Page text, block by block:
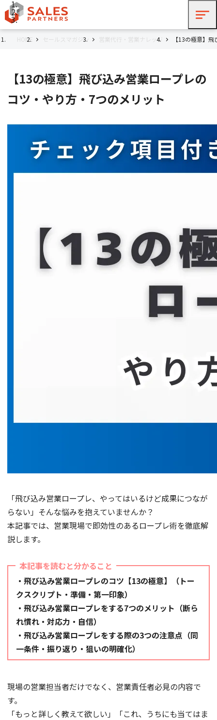
HOME セールスマガジン 営業代行・営業ナレッジ 【13の極意】
【13の極意】飛び込み営業ロープレの
コツ・やり方・7つのメリット
「飛び込み営業ロープレ、やってはいるけど成果につなが
らない」そんな悩みを抱えていませんか？
本記事では、営業現場で即効性のあるロープレ術を徹底解
説します。
本記事を読むと分かること
・飛び込み営業ロープレのコツ【13の極意】（トー
クスクリプト・準備・第一印象）
・飛び込み営業ロープレをする7つのメリット（断ら
れ慣れ・対応力・自信）
・飛び込み営業ロープレをする際の3つの注意点（同
一条件・振り返り・狙いの明確化）
現場の営業担当者だけでなく、営業責任者必見の内容で
す。
「もっと詳しく教えて欲しい」「これ、うちにも当てはま